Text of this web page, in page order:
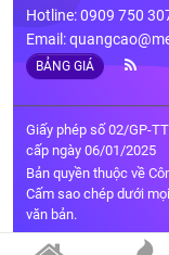
Hotline: 0909 750
Email:
BẢNG GIÁ
Giấy phép số 02/GP-
cấp ngày 06/01/2025
Bản quyền thuộc về
Cấm sao chép dưới
văn bản.